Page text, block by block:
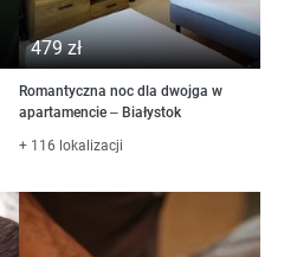
479 zł
Romantyczna noc dla dwojga w
apartamencie – Białystok
+ 116 lokalizacji